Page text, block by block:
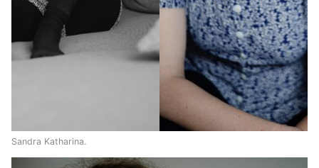
Sandra Katharina.